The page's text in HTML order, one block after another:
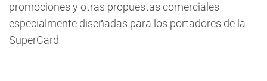
promociones y otras propuestas comerciales
especialmente diseñadas para los portadores de la
SuperCard